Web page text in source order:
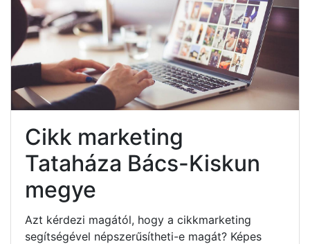
Cikk marketing
Tataháza Bács-Kiskun
megye
Azt kérdezi magától, hogy a cikkmarketing
segítségével népszerűsítheti-e magát? Képes